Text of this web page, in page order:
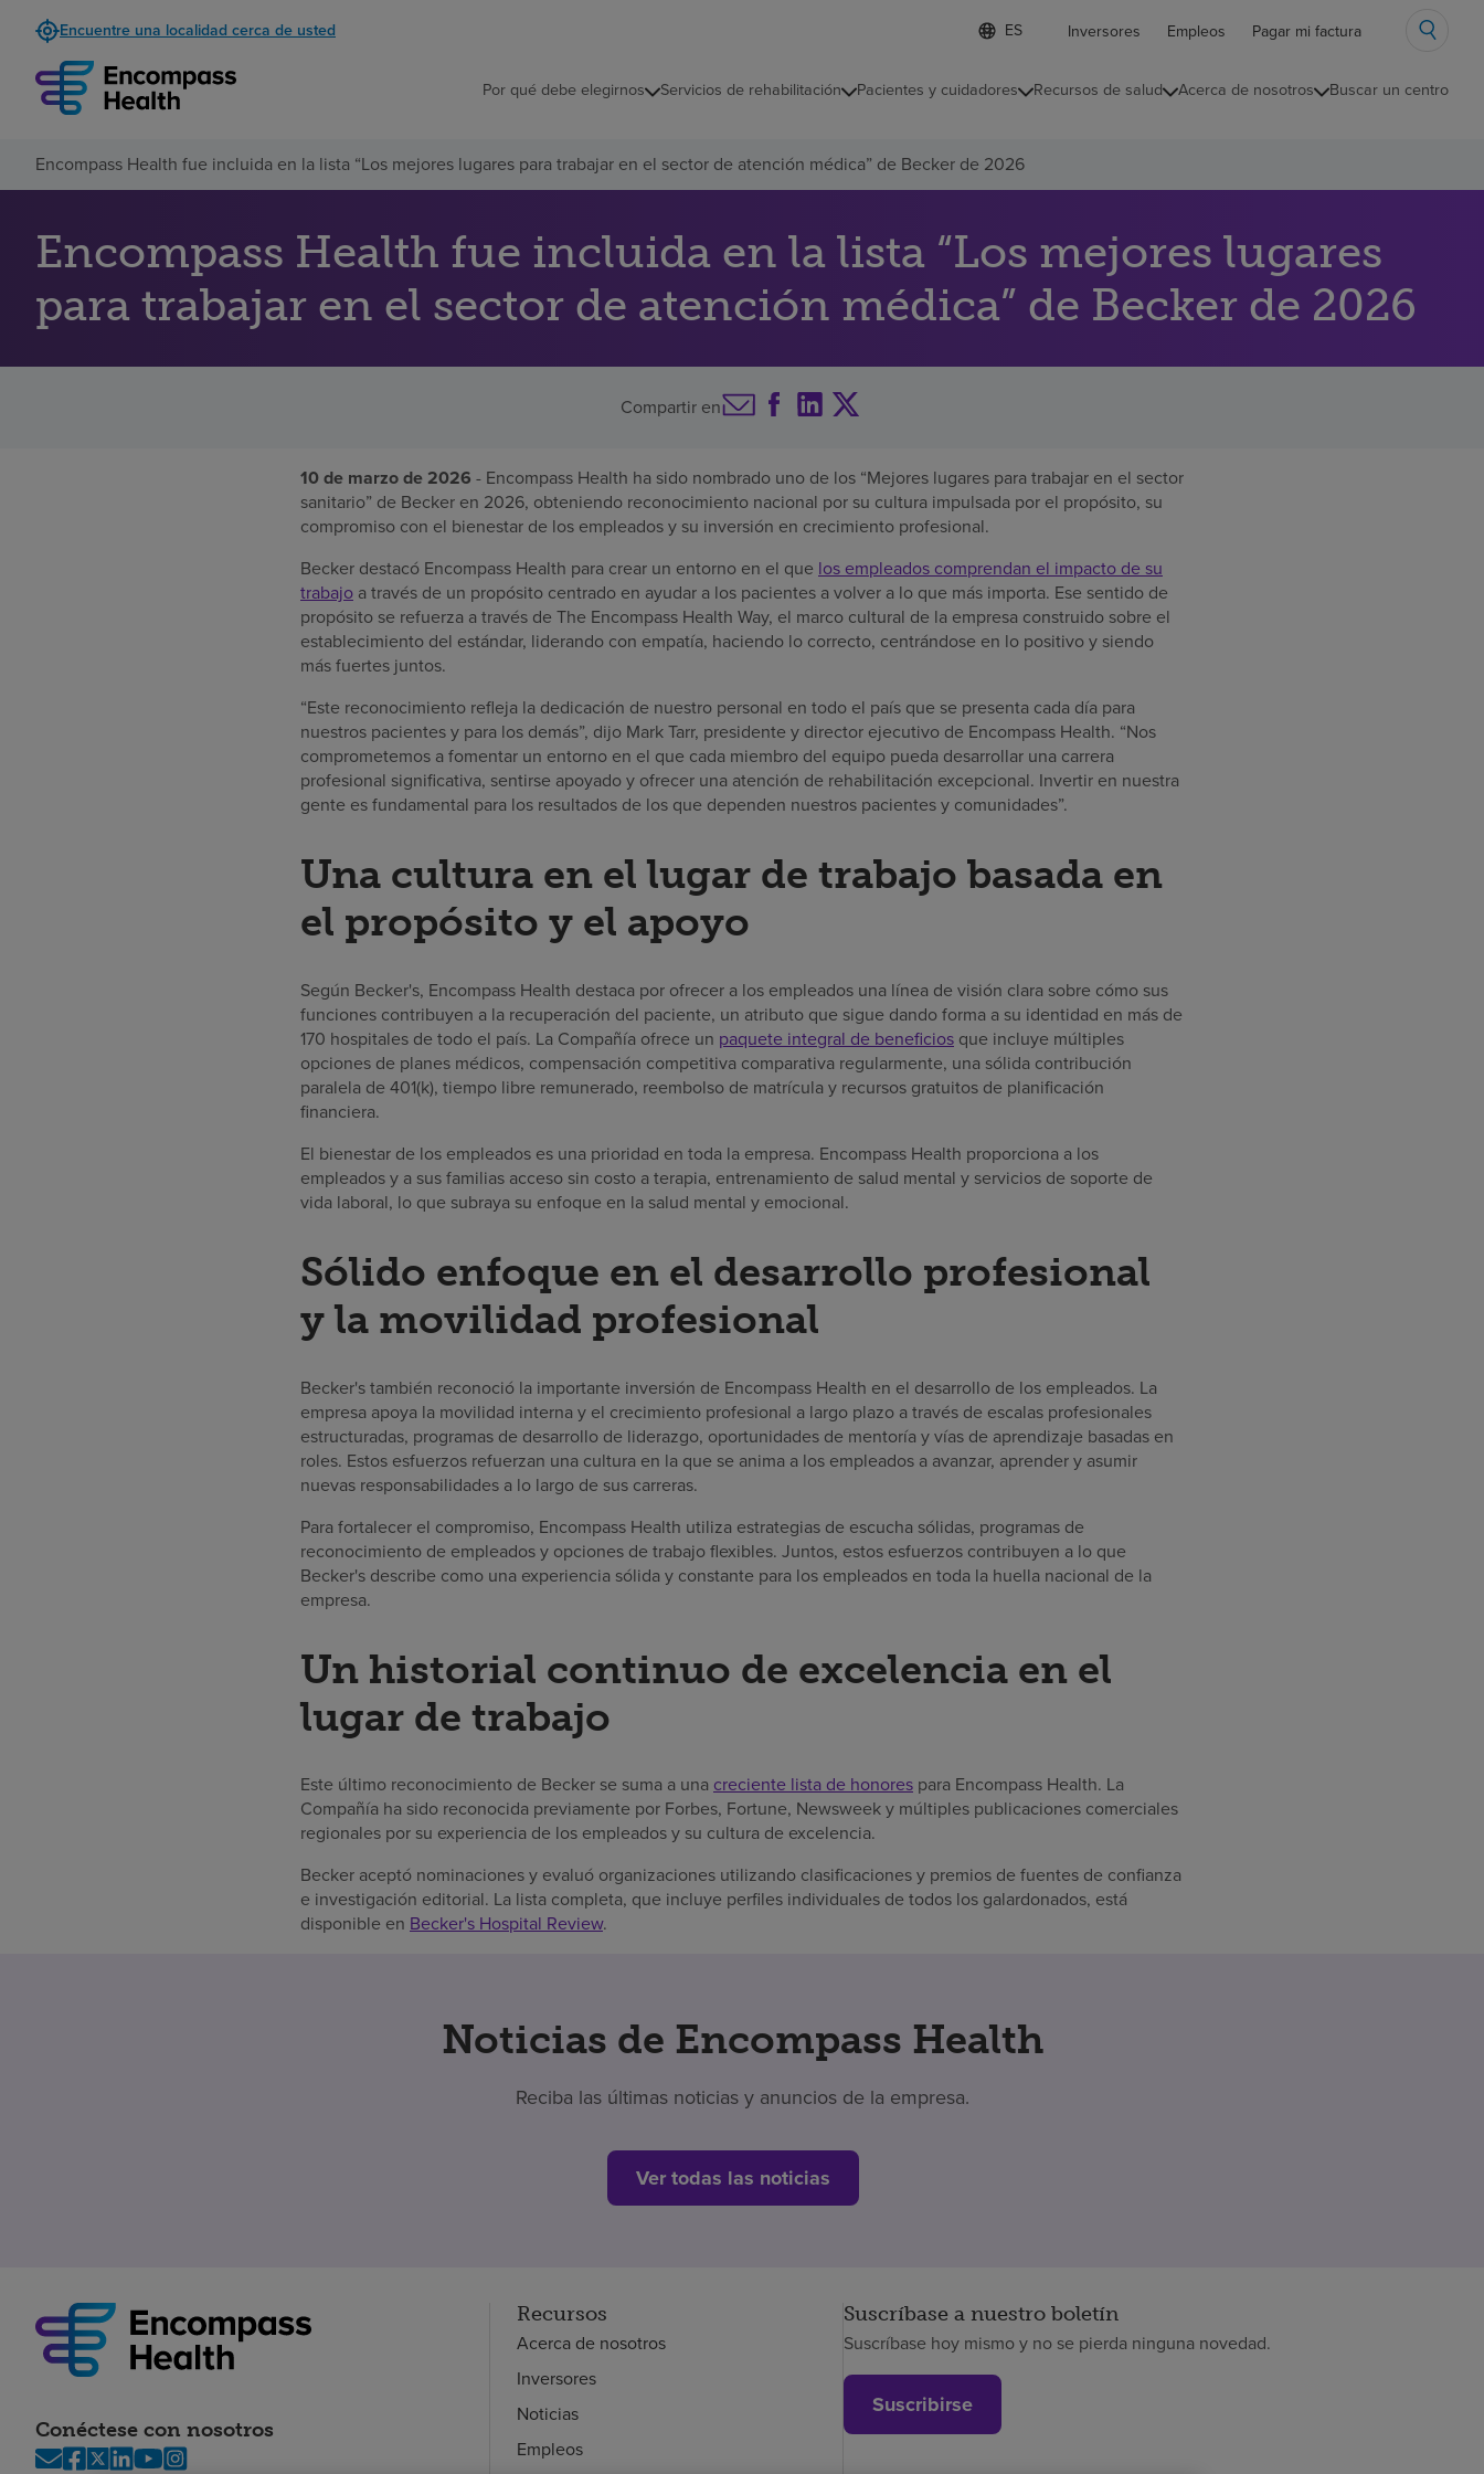
Encuentre una localidad cerca de usted
Lista
de
contraída
d
o
e
l
c
i
o
n
Inversores Empleos Pagar mi factura
Por qué debe elegirnos Servicios de rehabilitación Pacientes y cuidadores Recursos de salud Acerca de nosotros Buscar un centro
Encompass Health fue incluida en la lista “Los mejores lugares para trabajar en el sector de atención médica” de Becker de 2026
Encompass Health fue incluida en la lista “Los mejores lugares
para trabajar en el sector de atención médica” de Becker de 2026
Compartir en
10 de marzo de 2026 - Encompass Health ha sido nombrado uno de los “Mejores lugares para trabajar en el sector
sanitario” de Becker en 2026, obteniendo reconocimiento nacional por su cultura impulsada por el propósito, su
compromiso con el bienestar de los empleados y su inversión en crecimiento profesional.
Becker destacó Encompass Health para crear un entorno en el que los empleados comprendan el impacto de su
trabajo a través de un propósito centrado en ayudar a los pacientes a volver a lo que más importa. Ese sentido de
propósito se refuerza a través de The Encompass Health Way, el marco cultural de la empresa construido sobre el
establecimiento del estándar, liderando con empatía, haciendo lo correcto, centrándose en lo positivo y siendo
más fuertes juntos.
“Este reconocimiento refleja la dedicación de nuestro personal en todo el país que se presenta cada día para
nuestros pacientes y para los demás”, dijo Mark Tarr, presidente y director ejecutivo de Encompass Health. “Nos
comprometemos a fomentar un entorno en el que cada miembro del equipo pueda desarrollar una carrera
profesional significativa, sentirse apoyado y ofrecer una atención de rehabilitación excepcional. Invertir en nuestra
gente es fundamental para los resultados de los que dependen nuestros pacientes y comunidades”.
Una cultura en el lugar de trabajo basada en
el propósito y el apoyo
Según Becker's, Encompass Health destaca por ofrecer a los empleados una línea de visión clara sobre cómo sus
funciones contribuyen a la recuperación del paciente, un atributo que sigue dando forma a su identidad en más de
170 hospitales de todo el país. La Compañía ofrece un paquete integral de beneficios que incluye múltiples
opciones de planes médicos, compensación competitiva comparativa regularmente, una sólida contribución
paralela de 401(k), tiempo libre remunerado, reembolso de matrícula y recursos gratuitos de planificación
financiera.
El bienestar de los empleados es una prioridad en toda la empresa. Encompass Health proporciona a los
empleados y a sus familias acceso sin costo a terapia, entrenamiento de salud mental y servicios de soporte de
vida laboral, lo que subraya su enfoque en la salud mental y emocional.
Sólido enfoque en el desarrollo profesional
y la movilidad profesional
Becker's también reconoció la importante inversión de Encompass Health en el desarrollo de los empleados. La
empresa apoya la movilidad interna y el crecimiento profesional a largo plazo a través de escalas profesionales
estructuradas, programas de desarrollo de liderazgo, oportunidades de mentoría y vías de aprendizaje basadas en
roles. Estos esfuerzos refuerzan una cultura en la que se anima a los empleados a avanzar, aprender y asumir
nuevas responsabilidades a lo largo de sus carreras.
Para fortalecer el compromiso, Encompass Health utiliza estrategias de escucha sólidas, programas de
reconocimiento de empleados y opciones de trabajo flexibles. Juntos, estos esfuerzos contribuyen a lo que
Becker's describe como una experiencia sólida y constante para los empleados en toda la huella nacional de la
empresa.
Un historial continuo de excelencia en el
lugar de trabajo
Este último reconocimiento de Becker se suma a una creciente lista de honores para Encompass Health. La
Compañía ha sido reconocida previamente por Forbes, Fortune, Newsweek y múltiples publicaciones comerciales
regionales por su experiencia de los empleados y su cultura de excelencia.
Becker aceptó nominaciones y evaluó organizaciones utilizando clasificaciones y premios de fuentes de confianza
e investigación editorial. La lista completa, que incluye perfiles individuales de todos los galardonados, está
disponible en Becker's Hospital Review.
Noticias de Encompass Health
Reciba las últimas noticias y anuncios de la empresa.
Ver todas las noticias
Conéctese con nosotros
Recursos
Acerca de nosotros
Inversores
Noticias
Empleos
Suscríbase a nuestro boletín
Suscríbase hoy mismo y no se pierda ninguna novedad.
Suscribirse